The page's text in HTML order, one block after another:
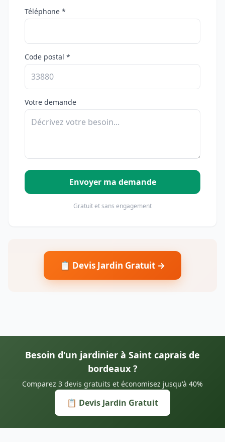
Téléphone *
Code postal *
Votre demande
Envoyer ma demande
Gratuit et sans engagement
📋 Devis Jardin Gratuit →
Besoin d'un jardinier à Saint caprais de
bordeaux ?
Comparez 3 devis gratuits et économisez jusqu'à 40%
📋 Devis Jardin Gratuit